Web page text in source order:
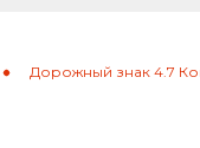
Каркасные
Дорожный знак 4.7